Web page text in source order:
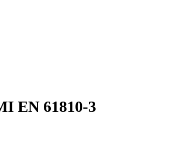
EN 61810-3